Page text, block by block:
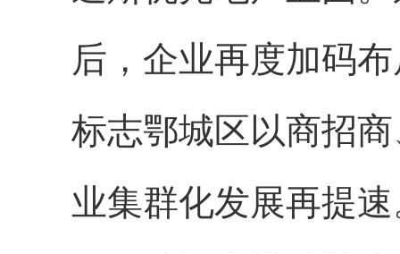
后，企业再度加码
标志鄂城区以商招
业集群化发展再提